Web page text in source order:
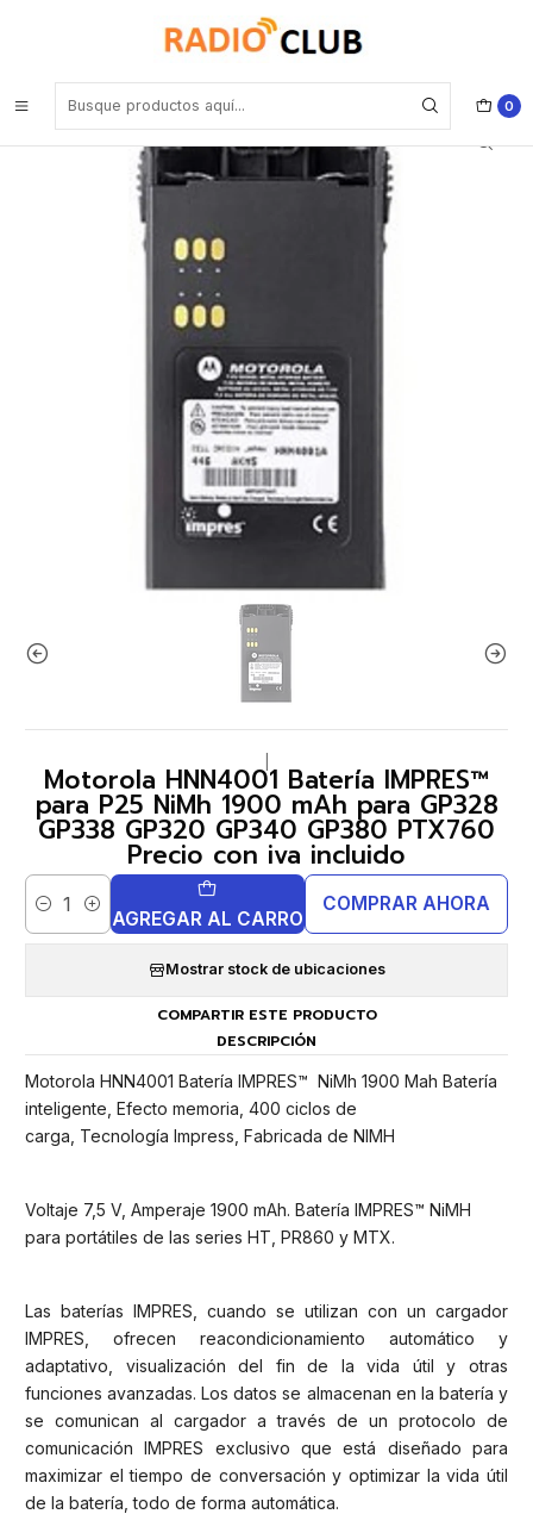
0
Motorola HNN4001 Batería IMPRES™ para P25 NiMh 1900 mAh para
GP328 GP338 GP320 GP340 GP380 PTX760 Precio con iva incluido
Motorola HNN4001 Batería IMPRES™
para P25 NiMh 1900 mAh para GP328
GP338 GP320 GP340 GP380 PTX760
Precio con iva incluido
Cantidad AGREGAR AL CARRO
COMPRAR AHORA
Mostrar stock de ubicaciones
COMPARTIR ESTE PRODUCTO
DESCRIPCIÓN
Motorola HNN4001 Batería IMPRES™ NiMh 1900 Mah Batería
inteligente, Efecto memoria, 400 ciclos de
carga, Tecnología Impress, Fabricada de NIMH
Voltaje 7,5 V, Amperaje 1900 mAh. Batería IMPRES™ NiMH
para portátiles de las series HT, PR860 y MTX.
Las baterías IMPRES, cuando se utilizan con un cargador
IMPRES, ofrecen reacondicionamiento automático y
adaptativo, visualización del fin de la vida útil y otras
funciones avanzadas. Los datos se almacenan en la batería y
se comunican al cargador a través de un protocolo de
comunicación IMPRES exclusivo que está diseñado para
maximizar el tiempo de conversación y optimizar la vida útil
de la batería, todo de forma automática.